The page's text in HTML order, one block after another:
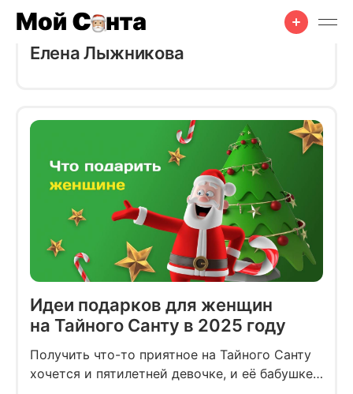
Елена Лыжникова
Идеи подарков для женщин
на Тайного Санту в 2025 году
Получить что-то приятное на Тайного Санту
хочется и пятилетней девочке, и её бабушке